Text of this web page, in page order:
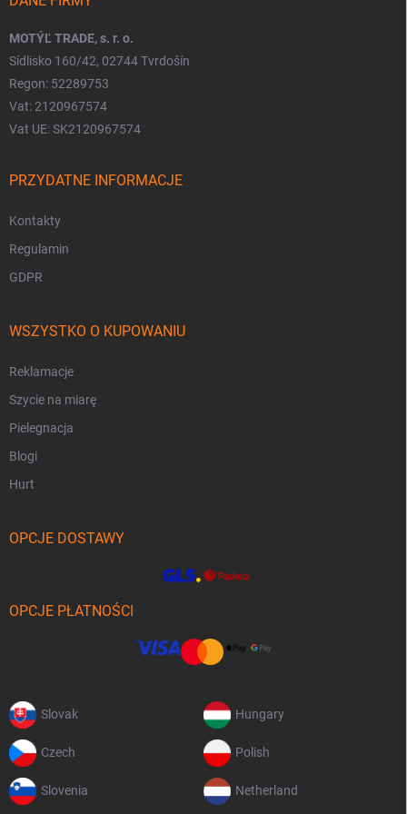
MOTÝĽ TRADE, s. r. o.
Sídlisko 160/42, 02744 Tvrdošín
Regon: 52289753
Vat: 2120967574
Vat UE: SK2120967574
PRZYDATNE INFORMACJE
Kontakty
Regulamin
GDPR
WSZYSTKO O KUPOWANIU
Reklamacje
Szycie na miarę
Pielegnacja
Blogi
Hurt
OPCJE DOSTAWY
OPCJE PŁATNOŚCI
Slovak Hungary
Czech Polish
Slovenia Netherland